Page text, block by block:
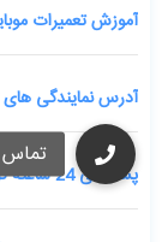
آموزش تعمیرات
آدرس نمایندگی های
پشتیبانی 24 ساعته گوشی های همراه